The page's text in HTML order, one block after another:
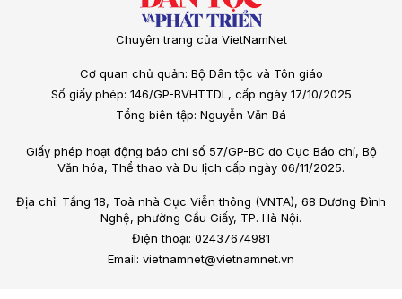
Chuyên trang của VietNamNet
Cơ quan chủ quản: Bộ Dân tộc và Tôn giáo
Số giấy phép: 146/GP-BVHTTDL, cấp ngày 17/10/2025
Tổng biên tập: Nguyễn Văn Bá
Giấy phép hoạt động báo chí số 57/GP-BC do Cục Báo chí, Bộ
Văn hóa, Thể thao và Du lịch cấp ngày 06/11/2025.
Địa chỉ: Tầng 18, Toà nhà Cục Viễn thông (VNTA), 68 Dương Đình
Nghệ, phường Cầu Giấy, TP. Hà Nội.
Điện thoại: 02437674981
Email: vietnamnet@vietnamnet.vn